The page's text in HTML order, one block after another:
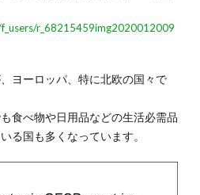
r_68215459img2020012009
ヨーロッパ、特に北欧の国々で
食べ物や日用品などの生活必需品
る国も多くなっています。